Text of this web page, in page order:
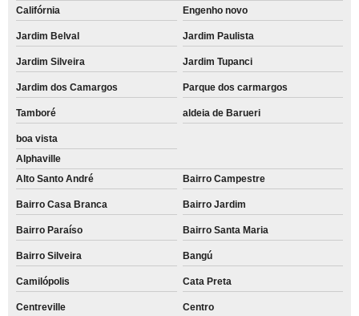
Califórnia
Engenho novo
Jardim Belval Jardim Paulista
Jardim Silveira Jardim Tupanci
Jardim dos Camargos Parque dos carmargos
Tamboré aldeia de Barueri
boa vista
Alphaville
Alto Santo André
Bairro Campestre
Bairro Casa Branca Bairro Jardim
Bairro Paraíso Bairro Santa Maria
Bairro Silveira Bangú
Camilópolis Cata Preta
Centreville Centro